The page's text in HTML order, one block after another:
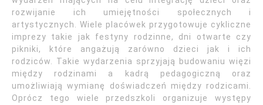
rozwijanie ich umiejętności społecznych i
artystycznych. Wiele placówek przygotowuje cykliczne
imprezy takie jak festyny rodzinne, dni otwarte czy
pikniki, które angażują zarówno dzieci jak i ich
rodziców. Takie wydarzenia sprzyjają budowaniu więzi
między rodzinami a kadrą pedagogiczną oraz
umożliwiają wymianę doświadczeń między rodzicami.
Oprócz tego wiele przedszkoli organizuje występy